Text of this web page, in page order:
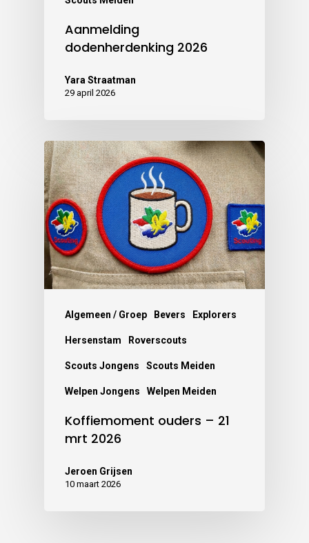
Aanmelding
dodenherdenking 2026
Yara Straatman
29 april 2026
Algemeen / Groep Bevers Explorers
Hersenstam Roverscouts
Scouts Jongens Scouts Meiden
Welpen Jongens Welpen Meiden
Koffiemoment ouders – 21
mrt 2026
Jeroen Grijsen
10 maart 2026